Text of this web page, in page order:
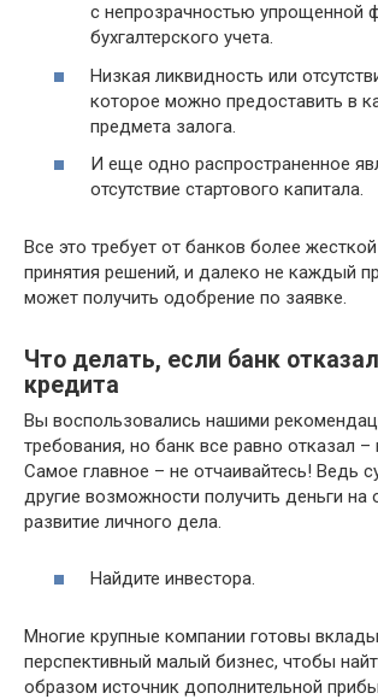
с непрозрачностью упрощенной
бухгалтерского учета.
Низкая ликвидность или
которое можно предоставить в
предмета залога.
И еще одно распространенное
отсутствие стартового капитала.
Все это требует от банков более
принятия решений, и далеко не каждый
может получить одобрение по заявке.
Что делать, если банк
кредита
Вы воспользовались нашими
требования, но банк все равно отказал –
Самое главное – не отчаивайтесь! Ведь
другие возможности получить деньги на
развитие личного дела.
Найдите инвестора.
Многие крупные компании готовы
перспективный малый бизнес, чтобы
образом источник дополнительной